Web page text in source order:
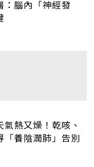
：腦內「神經發
氣熱又燥！乾咳、
「養陰潤肺」告別